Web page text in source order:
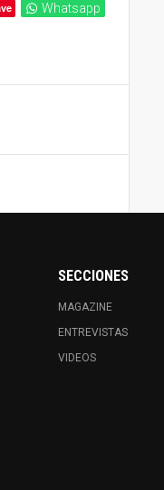
Whatsapp
SECCIONES
MAGAZINE
ENTREVISTAS
VIDEOS